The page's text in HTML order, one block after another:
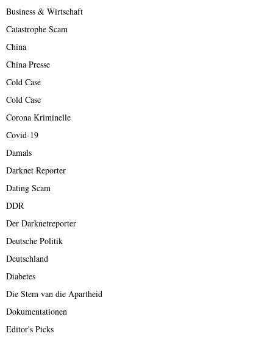
Business & Wirtschaft
Catastrophe Scam
China
China Presse
Cold Case
Cold Case
Corona Kriminelle
Covid-19
Damals
Darknet Reporter
Dating Scam
DDR
Der Darknetreporter
Deutsche Politik
Deutschland
Diabetes
Die Stem van die Apartheid
Dokumentationen
Editor's Picks